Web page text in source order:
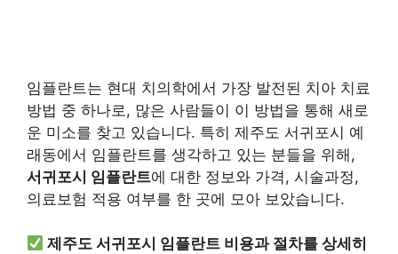
임플란트는 현대 치의학에서 가장 발전된 치아 치료
방법 중 하나로, 많은 사람들이 이 방법을 통해 새로
운 미소를 찾고 있습니다. 특히 제주도 서귀포시 예
래동에서 임플란트를 생각하고 있는 분들을 위해,
서귀포시 임플란트에 대한 정보와 가격, 시술과정,
의료보험 적용 여부를 한 곳에 모아 보았습니다.
제주도 서귀포시 임플란트 비용과 절차를 상세히